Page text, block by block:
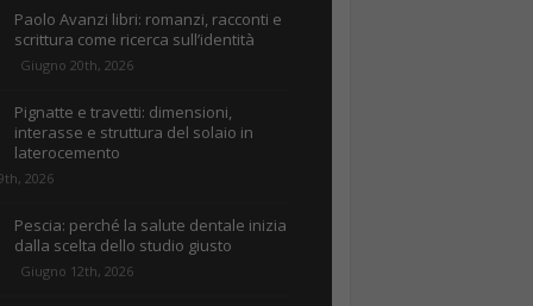
Paolo Avanzi libri: romanzi, racconti e
scrittura come ricerca sull’identità
Giugno 20th, 2026
Pignatte e travetti: dimensioni,
interasse e struttura del solaio in
laterocemento
2026
Pescia: perché la salute dentale inizia
dalla scelta dello studio giusto
Giugno 12th, 2026